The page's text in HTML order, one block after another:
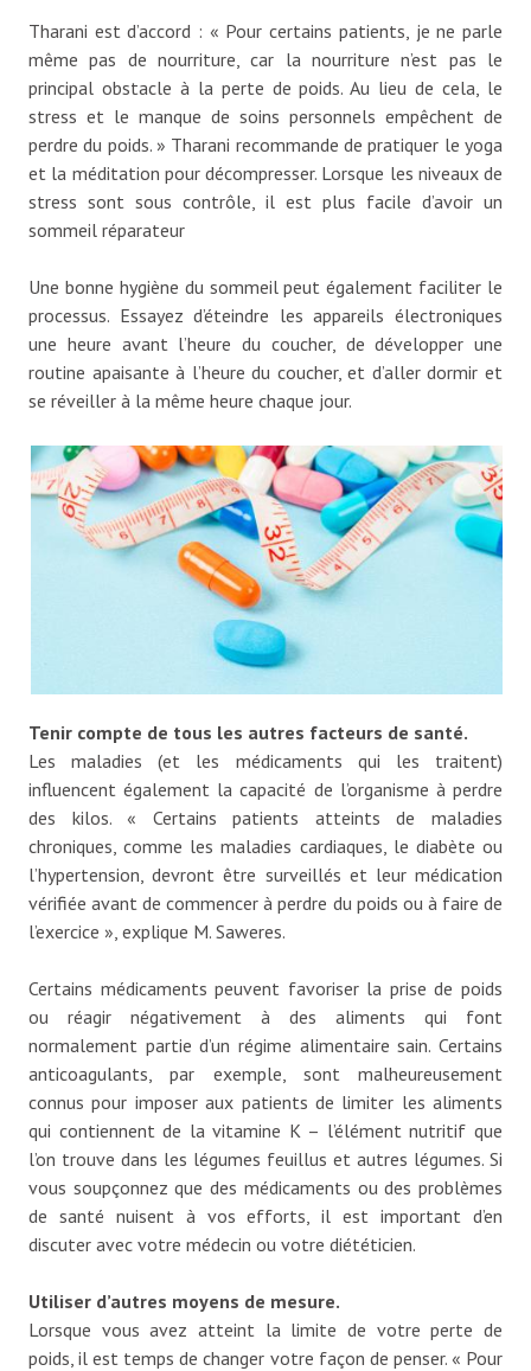
Tharani est d’accord : « Pour certains patients, je ne parle
même pas de nourriture, car la nourriture n’est pas le
principal obstacle à la perte de poids. Au lieu de cela, le
stress et le manque de soins personnels empêchent de
perdre du poids. » Tharani recommande de pratiquer le yoga
et la méditation pour décompresser. Lorsque les niveaux de
stress sont sous contrôle, il est plus facile d’avoir un
sommeil réparateur
Une bonne hygiène du sommeil peut également faciliter le
processus. Essayez d’éteindre les appareils électroniques
une heure avant l’heure du coucher, de développer une
routine apaisante à l’heure du coucher, et d’aller dormir et
se réveiller à la même heure chaque jour.
Tenir compte de tous les autres facteurs de santé.
Les maladies (et les médicaments qui les traitent)
influencent également la capacité de l’organisme à perdre
des kilos. « Certains patients atteints de maladies
chroniques, comme les maladies cardiaques, le diabète ou
l’hypertension, devront être surveillés et leur médication
vérifiée avant de commencer à perdre du poids ou à faire de
l’exercice », explique M. Saweres.
Certains médicaments peuvent favoriser la prise de poids
ou réagir négativement à des aliments qui font
normalement partie d’un régime alimentaire sain. Certains
anticoagulants, par exemple, sont malheureusement
connus pour imposer aux patients de limiter les aliments
qui contiennent de la vitamine K – l’élément nutritif que
l’on trouve dans les légumes feuillus et autres légumes. Si
vous soupçonnez que des médicaments ou des problèmes
de santé nuisent à vos efforts, il est important d’en
discuter avec votre médecin ou votre diététicien.
Utiliser d’autres moyens de mesure.
Lorsque vous avez atteint la limite de votre perte de
poids, il est temps de changer votre façon de penser. « Pour